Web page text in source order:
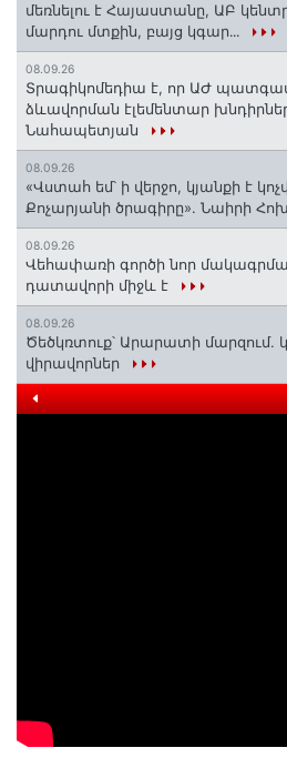
մեռնելու է Հայաստանը, ԱԲ
մարդու մտքին, բայց կգար․․․
08.09.26
Տրագիկոմեդիա է, որ ԱԺ
ձևավորման էլեմենտար
Նահապետյան
08.09.26
«Վստահ եմ՝ ի վերջո, կյանքի է
Քոչարյանի ծրագիրը». Նաիրի
08.09.26
Վեհափառի գործի նոր
դատավորի միջև է
08.09.26
Ծեծկռտուք՝ Արարատի մարզում.
վիրավորներ